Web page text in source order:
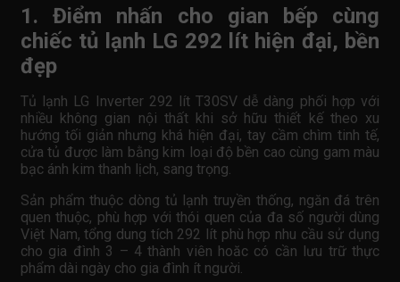
1. Điểm nhấn cho gian bếp cùng
chiếc tủ lạnh LG 292 lít hiện đại, bền
đẹp
Tủ lạnh LG Inverter 292 lít T30SV dễ dàng phối hợp với
nhiều không gian nội thất khi sở hữu thiết kế theo xu
hướng tối giản nhưng khá hiện đại, tay cầm chìm tinh tế,
cửa tủ được làm bằng kim loại độ bền cao cùng gam màu
bạc ánh kim thanh lịch, sang trọng.
Sản phẩm thuộc dòng tủ lạnh truyền thống, ngăn đá trên
quen thuộc, phù hợp với thói quen của đa số người dùng
Việt Nam, tổng dung tích 292 lít phù hợp nhu cầu sử dụng
cho gia đình 3 – 4 thành viên hoăc có cần lưu trữ thực
phẩm dài ngày cho gia đình ít người.